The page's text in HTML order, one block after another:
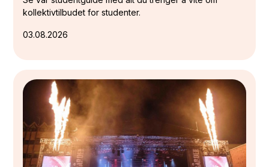
03.08.2026
kollektivtilbudet for studenter.